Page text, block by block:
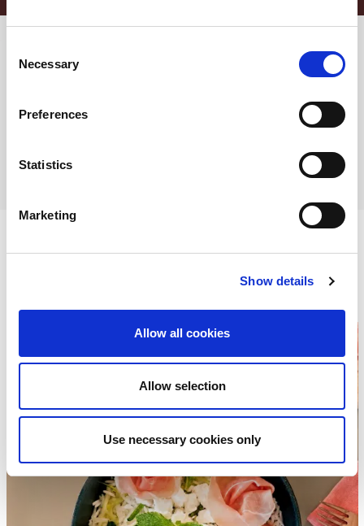
Selection
Necessary
Preferences
Statistics
Marketing
Show details
Allow all cookies
Allow selection
Use necessary cookies only
Lericette
Negroni